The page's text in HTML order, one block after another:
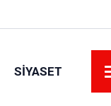
SIYASET